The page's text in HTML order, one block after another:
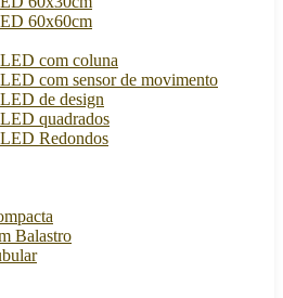
60x60cm
com coluna
com sensor de movimento
de design
quadrados
Redondos
Balastro